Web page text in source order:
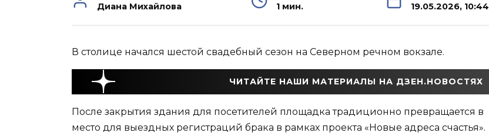
Диана Михайлова 1 мин. 19.05.2026, 10:44
В столице начался шестой свадебный сезон на Северном речном вокзале.
ЧИТАЙТЕ НАШИ МАТЕРИАЛЫ НА ДЗЕН.НОВОСТЯХ
После закрытия здания для посетителей площадка традиционно превращается в
место для выездных регистраций брака в рамках проекта «Новые адреса счастья».